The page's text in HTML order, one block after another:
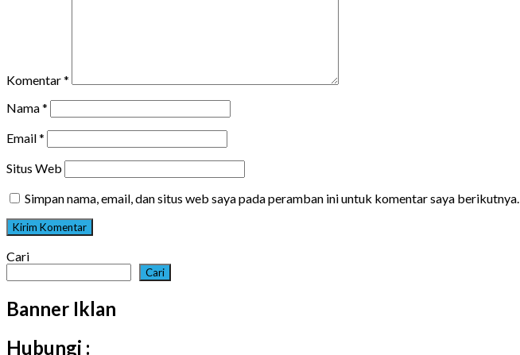
Komentar*
Nama*
Email*
Situs Web
Simpan nama, email, dan situs web saya pada peramban ini untuk komentar saya berikutnya.
Cari
Cari
Banner Iklan
Hubungi :